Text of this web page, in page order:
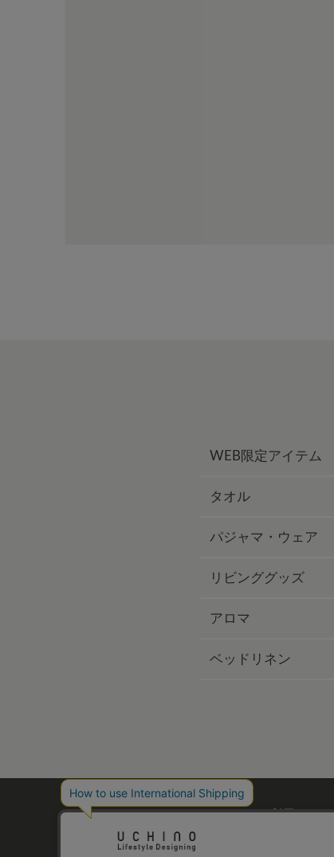
WEB限定アイテム
タオル
パジャマ・ウェア
リビンググッズ
アロマ
ベッドリネン
ご利用ガイド